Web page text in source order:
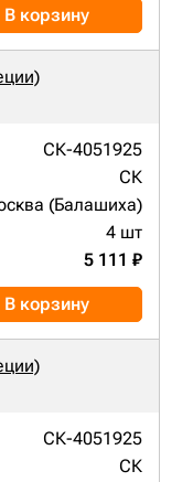
В корзину
СК-4051925
СК
(Балашиха)
4 шт
5 111 ₽
В корзину
СК-4051925
СК